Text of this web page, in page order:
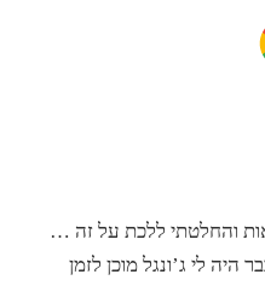
והחלטתי ללכת על זה …
היה לי ג’ונגל מוכן לזמן